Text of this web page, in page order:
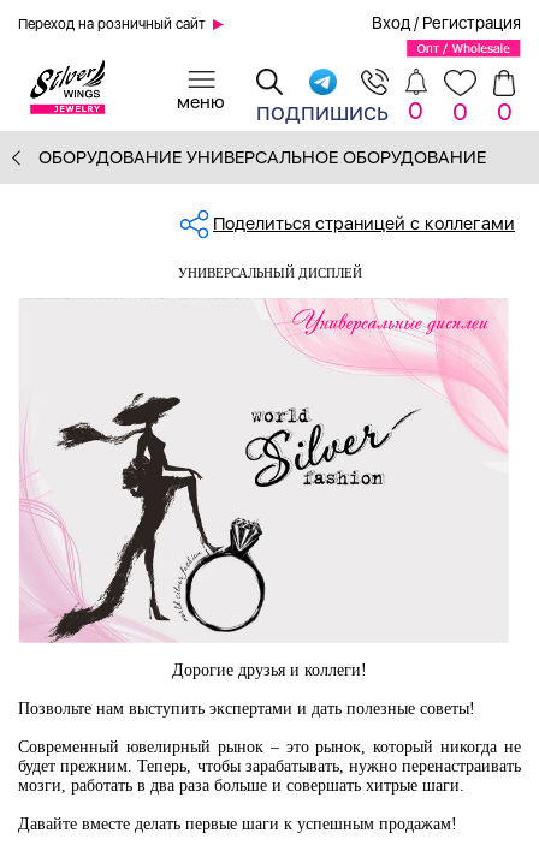
Переход на розничный сайт Вход / Регистрация
подпишись 0 0 0
ОБОРУДОВАНИЕ УНИВЕРСАЛЬНОЕ ОБОРУДОВАНИЕ
Поделиться страницей с коллегами
УНИВЕРСАЛЬНЫЙ ДИСПЛЕЙ
Дорогие друзья и коллеги!
Позвольте нам выступить экспертами и дать полезные советы!
Современный ювелирный рынок – это рынок, который никогда не
будет прежним. Теперь, чтобы зарабатывать, нужно перенастраивать
мозги, работать в два раза больше и совершать хитрые шаги.
Давайте вместе делать первые шаги к успешным продажам!